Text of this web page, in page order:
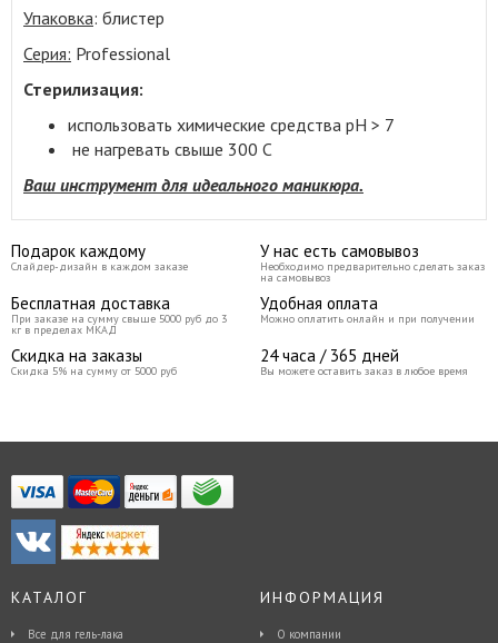
Упаковка: блистер
Серия: Professional
Стерилизация:
использовать химические средства pH > 7
не нагревать свыше 300 С
Ваш инструмент для идеального маникюра.
Подарок каждому
Слайдер-дизайн в каждом заказе
У нас есть самовывоз
Необходимо предварительно сделать заказ
на самовывоз
Бесплатная доставка
При заказе на сумму свыше 5000 руб до 3
кг в пределах МКАД
Удобная оплата
Можно оплатить онлайн и при получении
Скидка на заказы
Скидка 5% на сумму от 5000 руб
24 часа / 365 дней
Вы можете оставить заказ в любое время
КАТАЛОГ
Все для гель-лака
ИНФОРМАЦИЯ
О компании